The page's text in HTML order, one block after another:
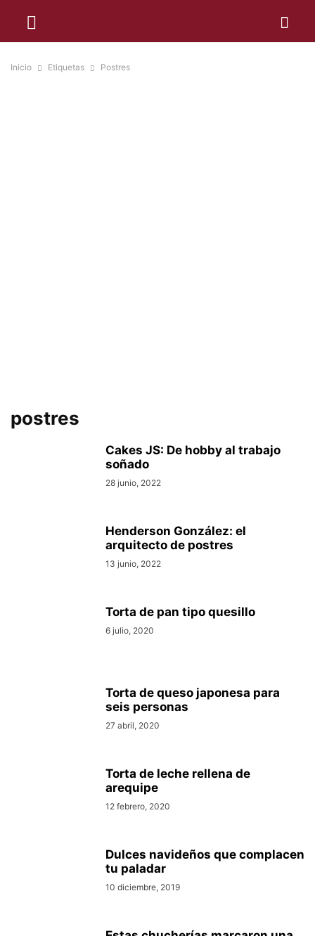
Inicio Etiquetas Postres
postres
Cakes JS: De hobby al trabajo
soñado
28 junio, 2022
Henderson González: el
arquitecto de postres
13 junio, 2022
Torta de pan tipo quesillo
6 julio, 2020
Torta de queso japonesa para
seis personas
27 abril, 2020
Torta de leche rellena de
arequipe
12 febrero, 2020
Dulces navideños que complacen
tu paladar
10 diciembre, 2019